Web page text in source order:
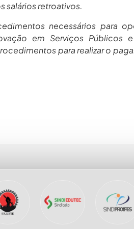
salários retroativos.
necessários para
em Serviços Públicos
para realizar o